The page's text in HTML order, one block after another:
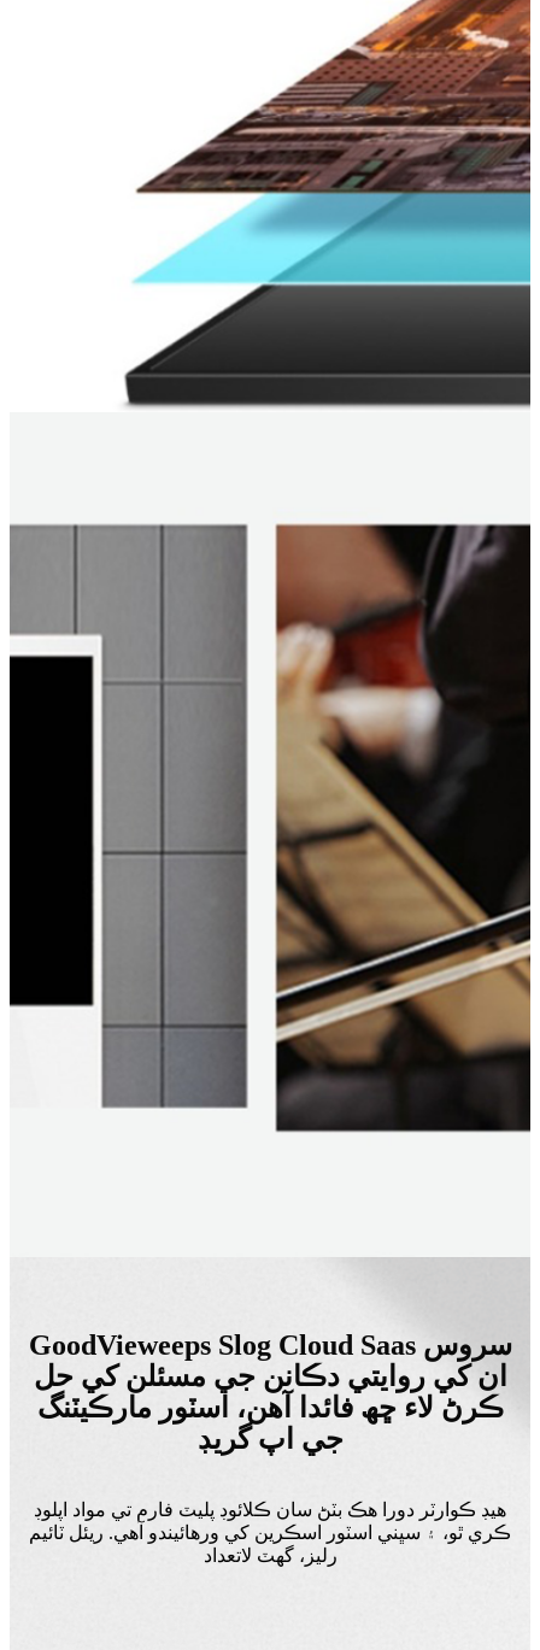
GoodVieweeps Slog Cloud Saas سروس
ان کي روايتي دڪانن جي مسئلن کي حل
ڪرڻ لاء ڇھ فائدا آھن، اسٽور مارڪيٽنگ
جي اپ گريڊ
هيڊ ڪوارٽر دورا هڪ بٽڻ سان ڪلائوڊ پليٽ فارم تي مواد اپلوڊ
ڪري ٿو، ۽ سڀني اسٽور اسڪرين کي ورهائيندو آهي. ريئل ٽائيم
رليز، گهٽ لاتعداد